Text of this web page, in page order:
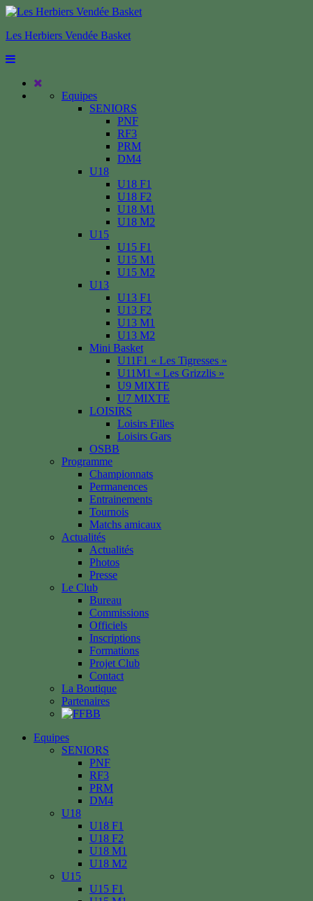
Les Herbiers Vendée Basket
Equipes
SENIORS
PNF
RF3
PRM
DM4
U18
U18 F1
U18 F2
U18 M1
U18 M2
U15
U15 F1
U15 M1
U15 M2
U13
U13 F1
U13 F2
U13 M1
U13 M2
Mini Basket
U11F1 « Les Tigresses »
U11M1 « Les Grizzlis »
U9 MIXTE
U7 MIXTE
LOISIRS
Loisirs Filles
Loisirs Gars
OSBB
Programme
Championnats
Permanences
Entrainements
Tournois
Matchs amicaux
Actualités
Actualités
Photos
Presse
Le Club
Bureau
Commissions
Officiels
Inscriptions
Formations
Projet Club
Contact
La Boutique
Partenaires
Equipes
SENIORS
PNF
RF3
PRM
DM4
U18
U18 F1
U18 F2
U18 M1
U18 M2
U15
U15 F1